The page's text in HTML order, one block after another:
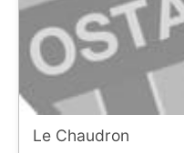
Le Chaudron